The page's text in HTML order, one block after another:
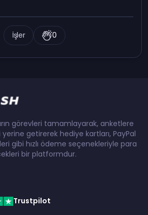
İşler 0
görevleri tamamlayarak, anketlere
getirerek hediye kartları, PayPal
gibi hızlı ödeme seçenekleriyle para
bir platformdur.
Trustpilot